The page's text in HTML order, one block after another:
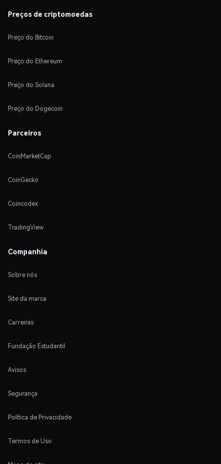
Preços de criptomoedas
Preço do Bitcoin
Preço do Ethereum
Preço do Solana
Preço do Dogecoin
Parceiros
CoinMarketCap
CoinGecko
Coincodex
TradingView
Companhia
Sobre nós
Site da marca
Carreiras
Fundação Estudantil
Avisos
Segurança
Política de Privacidade
Termos de Uso